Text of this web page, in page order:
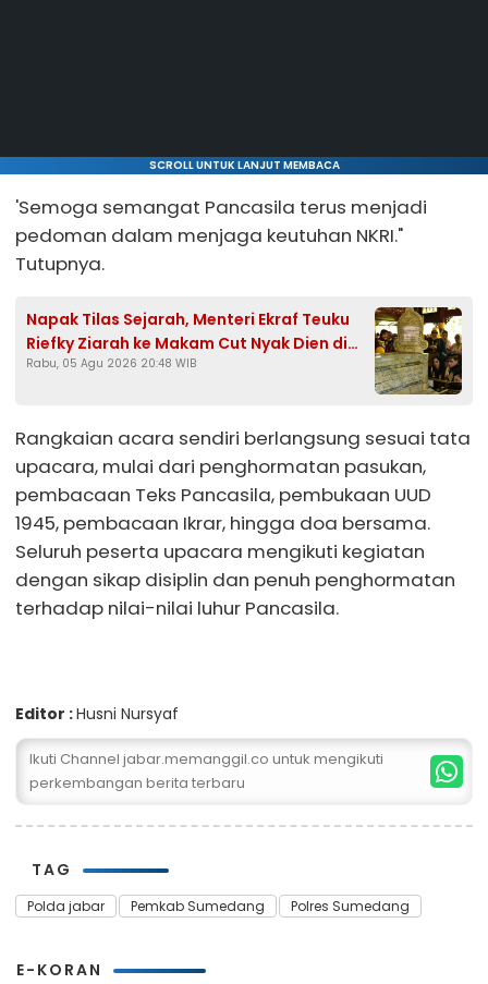
SCROLL UNTUK LANJUT MEMBACA
'Semoga semangat Pancasila terus menjadi
pedoman dalam menjaga keutuhan NKRI."
Tutupnya.
Napak Tilas Sejarah, Menteri Ekraf Teuku
Riefky Ziarah ke Makam Cut Nyak Dien di
Sumedang
Rabu, 05 Agu 2026 20:48 WIB
Rangkaian acara sendiri berlangsung sesuai tata
upacara, mulai dari penghormatan pasukan,
pembacaan Teks Pancasila, pembukaan UUD
1945, pembacaan Ikrar, hingga doa bersama.
Seluruh peserta upacara mengikuti kegiatan
dengan sikap disiplin dan penuh penghormatan
terhadap nilai-nilai luhur Pancasila.
Editor :Husni Nursyaf
Ikuti Channel jabar.memanggil.co untuk mengikuti
perkembangan berita terbaru
TAG
Polda jabar Pemkab Sumedang Polres Sumedang
E-KORAN